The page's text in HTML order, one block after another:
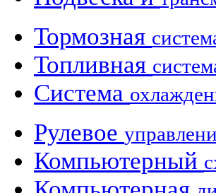
Тормозная
Топливная
Система
Рулевое
Компьютерный